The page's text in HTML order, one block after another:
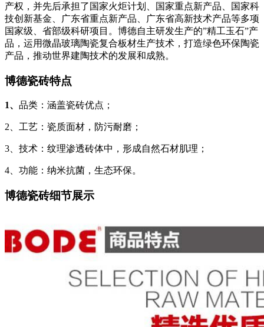
产权，并先后承担了国家火炬计划、国家重点新产品、国家科
技创新基金、广东省重点新产品、广东省高新技术产品等多项
国家级、省部级科研项目。博德自主研发生产的”精工玉石”产
品，运用微晶玻璃陶瓷复合板材生产技术，打造绿色环保陶瓷
产品，推动世界建陶技术的发展和成熟。
博德瓷砖特点
1、 品类：涵盖瓷砖优点；
2、工艺：瓷质面材，防污耐磨；
3、技术：纹理渗透砖体中，形成自然石材肌理；
4、功能：纳米抗菌，生态环保。
博德瓷砖细节展示